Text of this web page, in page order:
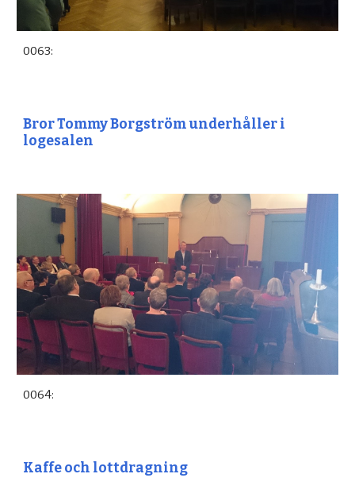
0063:
Bror Tommy Borgström underhåller i
logesalen
0064:
Kaffe och lottdragning